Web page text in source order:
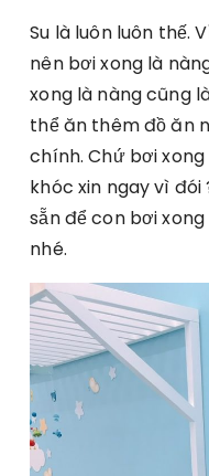
Su là luôn luôn thế.
nên bơi xong là
xong là nàng cũng
thể ăn thêm đồ ăn
chính. Chứ bơi
khóc xin ngay vì
sẵn để con bơi
nhé.